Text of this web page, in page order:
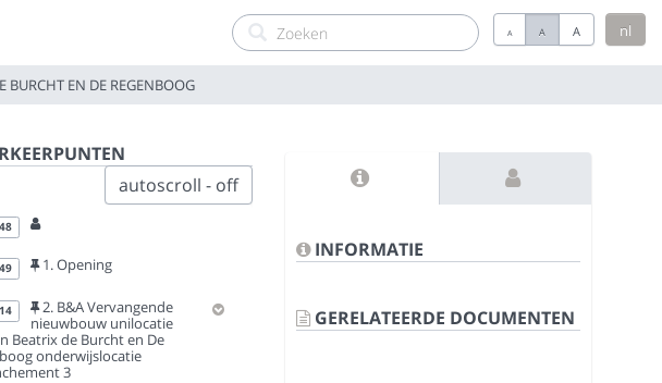
nl
A A A
BURCHT EN DE REGENBOOG
autoscroll - off
1. Opening
2. B&A Vervangende
nieuwbouw unilocatie
Beatrix de Burcht en De
onderwijslocatie
3
INFORMATIE
GERELATEERDE DOCUMENTEN